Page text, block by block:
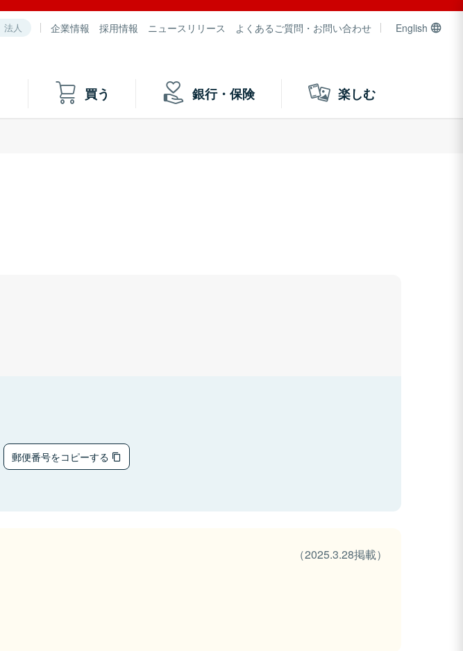
法人 企業情報 採用情報 ニュースリリース よくあるご質問・お問い合わせ English
買う 銀行・保険 楽しむ
郵便番号をコピーする
（2025.3.28掲載）